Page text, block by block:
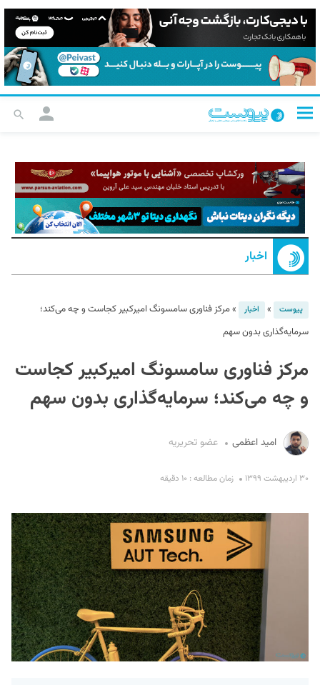
اخبار
پیوست » اخبار »مرکز فناوری سامسونگ امیرکبیر کجاست و چه می‌کند؛
سرمایه‌گذاری بدون سهم
مرکز فناوری سامسونگ امیرکبیر کجاست
و چه می‌کند؛ سرمایه‌گذاری بدون سهم
امید اعظمی عضو تحریریه
۳۰ اردیبهشت ۱۳۹۹ زمان مطالعه : ۱۰ دقیقه